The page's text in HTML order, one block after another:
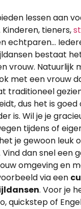
lessen aan
Kinderen, tieners,
echtparen…
bestaat
vrouw. Natuurlijk
met een vrouw
traditioneel
dus het is
is. Wil je je
tijdens of
je gewoon leuk
dan snel een
omgeving en
via een
. Voor je
quickstep of